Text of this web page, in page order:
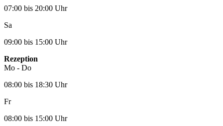
07:00 bis 20:00 Uhr
Sa
09:00 bis 15:00 Uhr
Rezeption
Mo - Do
08:00 bis 18:30 Uhr
Fr
08:00 bis 15:00 Uhr